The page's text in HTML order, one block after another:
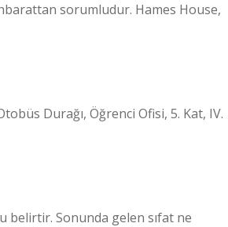
sorumludur. Hames House,
Durağı, Öğrenci Ofisi, 5. Kat, IV.
belirtir. Sonunda gelen sıfat ne